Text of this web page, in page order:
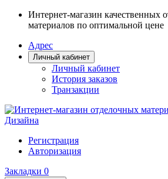
Интернет-магазин качественных
материалов по оптимальной цене
Адрес
Личный кабинет
Личный кабинет
История заказов
Транзакции
Регистрация
Авторизация
Закладки 0